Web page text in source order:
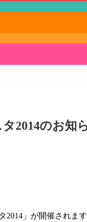
2014のお知
2014」が開催されま